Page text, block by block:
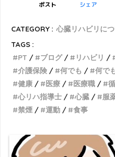
ポスト シェア
CATEGORY : 心臓リハビリに
TAGS :
PT
ブログ リハビリ
介護保険
何でも
何で
健康
医療 医療職
心リハ指導士
心臓 服
禁煙
運動 食事